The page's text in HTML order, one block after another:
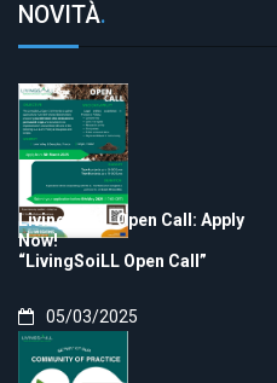
NOVITÀ.
LivingSoiLL Open Call: Apply
Now!
“LivingSoiLL Open Call”
05/03/2025